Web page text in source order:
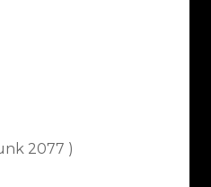
2077 )